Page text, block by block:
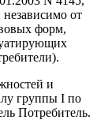
от
форм,
и
группы I по
Потребитель.